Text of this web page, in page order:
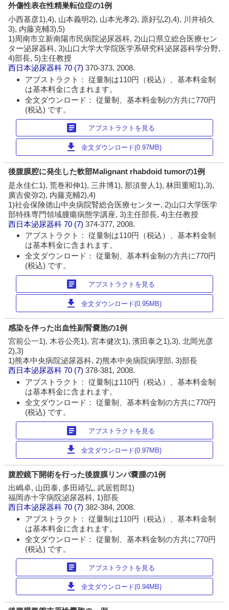
外傷性表在性精巣転位症の1例
小西基彦1),4), 山本義明2), 山本光孝2), 原好弘2),4), 川井禎久
3), 内藤克輔3),5)
1)周南市立新南陽市民病院泌尿器科, 2)山口県立総合医療セン
ター泌尿器科, 3)山口大学大学院医学系研究科泌尿器科学分野,
4)部長, 5)主任教授
西日本泌尿器科 70 (7)370-373, 2008.
アブストラクト： 従量制は110円（税込）、基本料金制
は基本料金に含まれます。
全文ダウンロード： 従量制、基本料金制の方共に770円
(税込) です。
article アブストラクトを見る
download 全文ダウンロード(0.97MB)
後腹膜腔に発生した軟部Malignant rhabdoid tumorの1例
是永佳仁1), 荒巻和伸1), 三井博1), 那須誉人1), 林田重昭1),3),
廣吉俊弥2), 内藤克輔2),4)
1)社会保険徳山中央病院腎総合医療センター, 2)山口大学医学
部特殊専門領域腫瘍病態学講座, 3)主任部長, 4)主任教授
西日本泌尿器科 70 (7)374-377, 2008.
アブストラクト： 従量制は110円（税込）、基本料金制
は基本料金に含まれます。
全文ダウンロード： 従量制、基本料金制の方共に770円
(税込) です。
article アブストラクトを見る
download 全文ダウンロード(0.95MB)
感染を伴った出血性副腎嚢胞の1例
宮前公一1), 木谷公亮1), 宮本健次1), 濱田泰之1),3), 北岡光彦
2),3)
1)熊本中央病院泌尿器科, 2)熊本中央病院病理部, 3)部長
西日本泌尿器科 70 (7)378-381, 2008.
アブストラクト： 従量制は110円（税込）、基本料金制
は基本料金に含まれます。
全文ダウンロード： 従量制、基本料金制の方共に770円
(税込) です。
article アブストラクトを見る
download 全文ダウンロード(0.97MB)
腹腔鏡下開術を行った後腹膜リンパ嚢腫の1例
出嶋卓, 山田泰, 多田靖弘, 武居哲郎1)
福岡赤十字病院泌尿器科, 1)部長
西日本泌尿器科 70 (7)382-384, 2008.
アブストラクト： 従量制は110円（税込）、基本料金制
は基本料金に含まれます。
全文ダウンロード： 従量制、基本料金制の方共に770円
(税込) です。
article アブストラクトを見る
download 全文ダウンロード(0.94MB)